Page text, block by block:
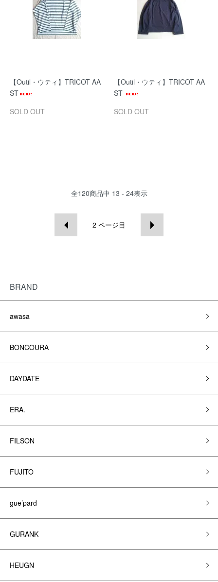
【Outil・ウティ】TRICOT AA
ST
SOLD OUT
【Outil・ウティ】TRICOT AA
ST
SOLD OUT
全120商品中 13 - 24表示
2 ページ目
BRAND
awasa
BONCOURA
DAYDATE
ERA.
FILSON
FUJITO
gue’pard
GURANK
HEUGN